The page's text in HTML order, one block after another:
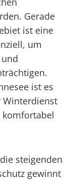
Gerade
ist eine
um
ist es
Winterdienst
komfortabel
steigenden
gewinnt